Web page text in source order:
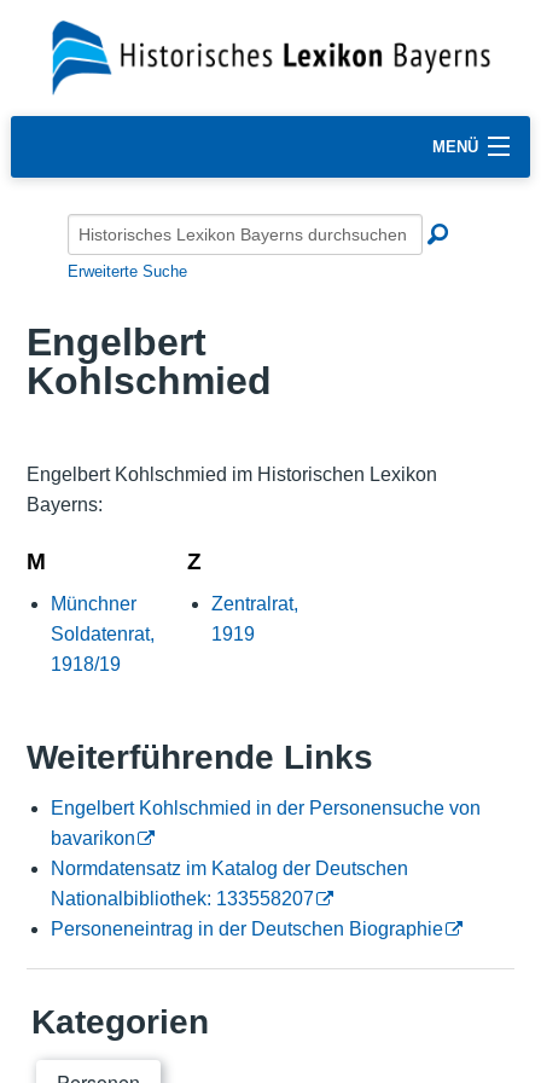
MENÜ
Erweiterte Suche
Engelbert
Kohlschmied
Engelbert Kohlschmied im Historischen Lexikon
Bayerns:
M
Münchner
Soldatenrat,
1918/19
Z
Zentralrat,
1919
Weiterführende Links
Engelbert Kohlschmied in der Personensuche von
bavarikon
Normdatensatz im Katalog der Deutschen
Nationalbibliothek: 133558207
Personeneintrag in der Deutschen Biographie
Kategorien